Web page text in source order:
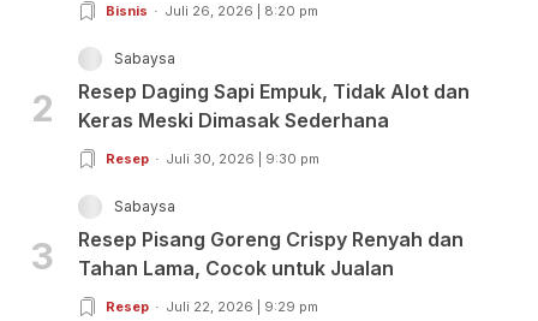
Bisnis Juli 26, 2026 | 8:20 pm
2
Sabaysa
Resep Daging Sapi Empuk, Tidak Alot dan
Keras Meski Dimasak Sederhana
Resep Juli 30, 2026 | 9:30 pm
3
Sabaysa
Resep Pisang Goreng Crispy Renyah dan
Tahan Lama, Cocok untuk Jualan
Resep Juli 22, 2026 | 9:29 pm